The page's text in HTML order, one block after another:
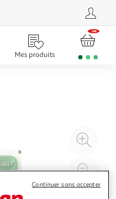
Mes produits
à
Continuer sans accepter